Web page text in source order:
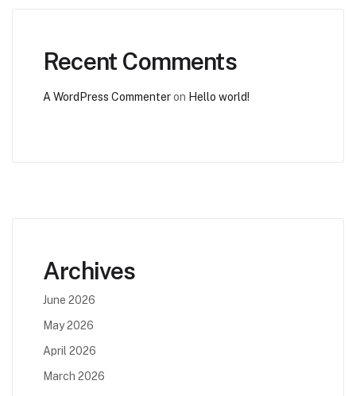
Recent Comments
A WordPress Commenteron Hello world!
Archives
June 2026
May 2026
April 2026
March 2026